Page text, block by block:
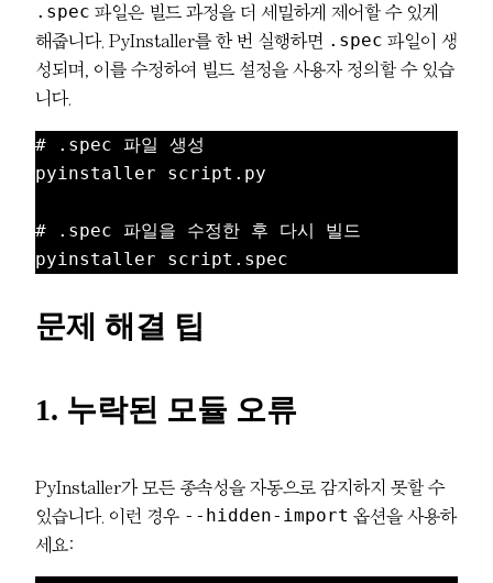
.spec 파일은 빌드 과정을 더 세밀하게 제어할 수 있게
해줍니다. PyInstaller를 한 번 실행하면 .spec 파일이 생
성되며, 이를 수정하여 빌드 설정을 사용자 정의할 수 있습
니다.
# .spec 파일 생성
pyinstaller script.py
# .spec 파일을 수정한 후 다시 빌드
문제 해결 팁
1. 누락된 모듈 오류
PyInstaller가 모든 종속성을 자동으로 감지하지 못할 수
있습니다. 이런 경우 --hidden-import 옵션을 사용하
세요: